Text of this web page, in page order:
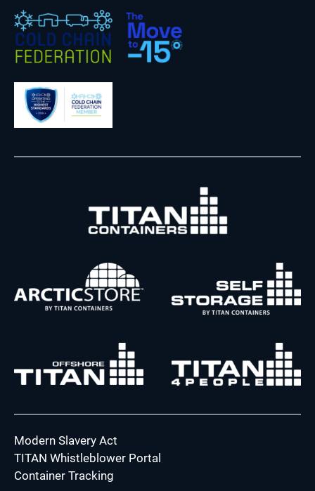
Modern Slavery Act
TITAN Whistleblower Portal
Container Tracking